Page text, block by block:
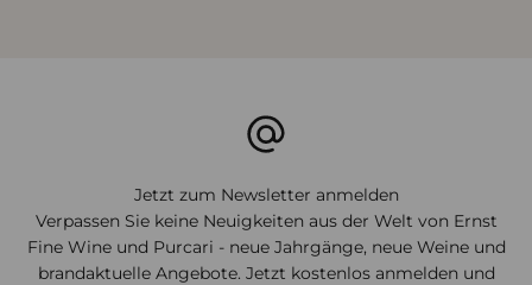
Jetzt zum Newsletter anmelden
Verpassen Sie keine Neuigkeiten aus der Welt von Ernst
Fine Wine und Purcari - neue Jahrgänge, neue Weine und
brandaktuelle Angebote. Jetzt kostenlos anmelden und